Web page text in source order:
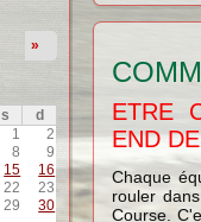
»
s
d
1
2
8
9
15
16
22
23
29
30
ETRE
END
Chaque
rouler
Course.